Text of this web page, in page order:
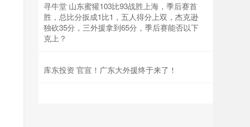
寻牛堂 山东蜜獾103比93战胜上海，季后赛首
胜，总比分扳成1比1，五人得分上双，杰克逊
独砍35分，三外援拿到65分，季后赛能否以下
克上？
库东投资 官宣！广东大外援终于来了！